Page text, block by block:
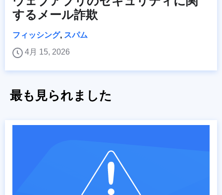
するメール詐欺
フィッシング, スパム
4月 15, 2026
最も見られました